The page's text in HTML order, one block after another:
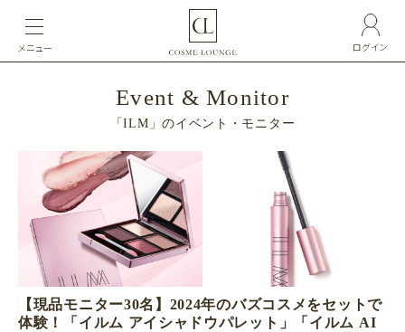
ログイン
メニュー
Event & Monitor
「ILM 」のイベント・モニター
【現品モニター30名】2024年のバズコスメをセットで
体験！「イルム アイシャドウパレット」「イルム AI